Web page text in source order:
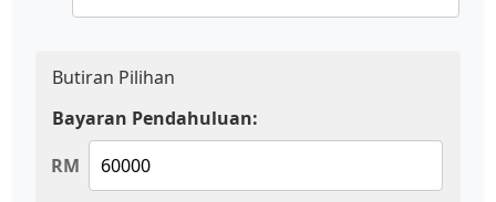
Butiran Pilihan
Bayaran Pendahuluan:
RM